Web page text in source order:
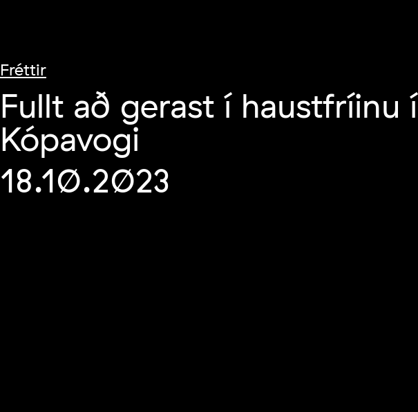
Fréttir
Fullt að gerast í haustfríinu í
Kópavogi
18.10.2023